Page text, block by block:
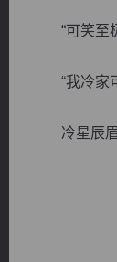
“可笑至
“我冷家可
冷星辰眉